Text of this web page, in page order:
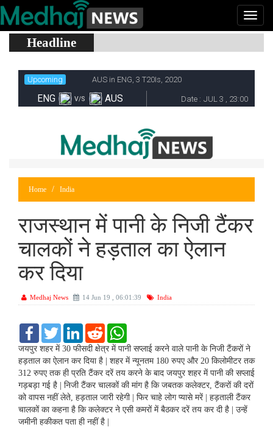
Headline
Home India
राजस्थान में पानी के निजी टैंकर
चालकों ने हड़ताल का ऐलान
कर दिया
Medhaj News 14 Jun 19 , 06:01:39 India
F
c
e
o
o
k
T
i
t
e
L
n
k
e
d
I
n
R
d
d
i
t
a
t
A
p
p
जयपुर शहर में 30 फीसदी क्षेत्र में पानी सप्लाई करने वाले पानी के निजी टैंकरों ने
हड़ताल का ऐलान कर दिया है | शहर में न्यूनतम 180 रुपए और 20 किलोमीटर तक
312 रुपए तक ही प्रति टैंकर दरें तय करने के बाद जयपुर शहर में पानी की सप्लाई
गड़बड़ा गई है | निजी टैंकर चालकों की मांग है कि जबतक कलेक्टर, टैंकरों की दरों
को वापस नहीं लेते, हड़ताल जारी रहेगी | फिर चाहे लोग प्यासे मरें | हड़ताली टैंकर
चालकों का कहना है कि कलेक्टर ने एसी कमरों में बैठकर दरें तय कर दी है | उन्हें
जमीनी हकीकत पता ही नहीं है |